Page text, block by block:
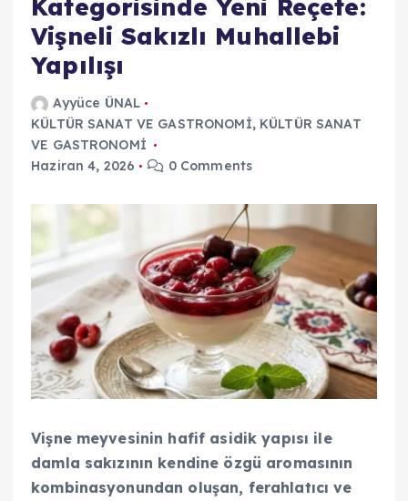
Kategorisinde Yeni Reçete:
Vişneli Sakızlı Muhallebi
Yapılışı
Ayyüce ÜNAL
KÜLTÜR SANAT VE GASTRONOMİ, KÜLTÜR SANAT
VE GASTRONOMİ
Haziran 4, 2026
0 Comments
Vişne meyvesinin hafif asidik yapısı ile
damla sakızının kendine özgü aromasının
kombinasyonundan oluşan, ferahlatıcı ve